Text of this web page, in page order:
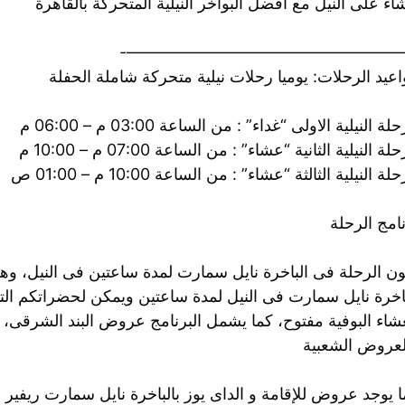
الرحلات: يوميا رحلات نيلية متحركة شاملة الحفلة
النيلية الاولى “غداء” : من الساعة 03:00 م – 06:00 م
النيلية الثانية “عشاء” : من الساعة 07:00 م – 10:00 م
النيلية الثالثة “عشاء” : من الساعة 10:00 م – 01:00 ص
الرحلة
الرحلة فى الباخرة نايل سمارت لمدة ساعتين فى
نايل سمارت فى النيل لمدة ساعتين ويمكن لحضراتكم
البوفية مفتوح، كما يشمل البرنامج عروض البند الشرقى،
الشعبية
يوجد عروض للإقامة و الداى يوز بالباخرة نايل سمارت